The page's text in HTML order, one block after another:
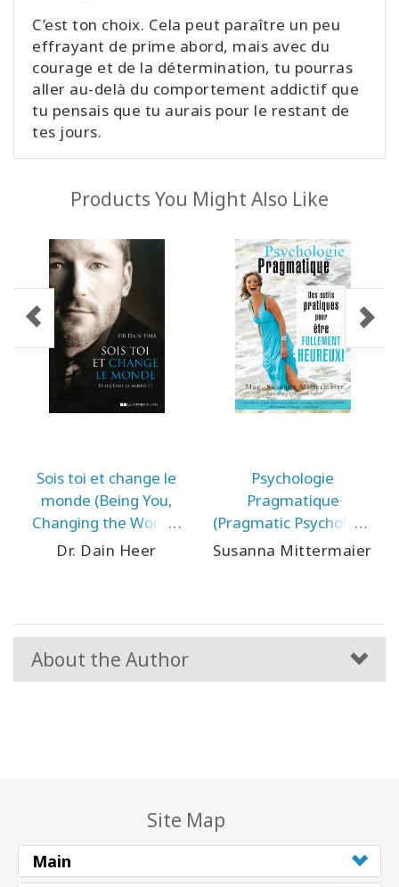
C’est ton choix. Cela peut paraître un peu
effrayant de prime abord, mais avec du
courage et de la détermination, tu pourras
aller au-delà du comportement addictif que
tu pensais que tu aurais pour le restant de
tes jours.
Products You Might Also Like
Sois toi et change le
monde (Being You,
Changing the World -
French Version)
Dr. Dain Heer
Psychologie
Pragmatique
(Pragmatic Psychology
- French Version)
Susanna Mittermaier
About the Author
Site Map
Main